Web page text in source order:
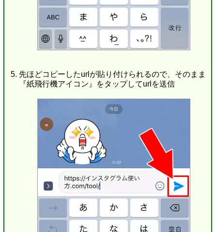
先ほどコピーしたurlが貼り付けられるので、そのまま
『紙飛行機アイコン』をタップしてurlを送信